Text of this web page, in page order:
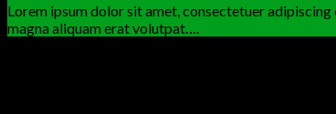
Lorem ipsum dolor sit amet, consectetuer
magna aliquam erat volutpat….